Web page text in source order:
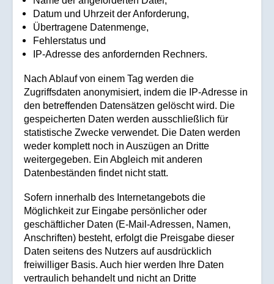
Datum und Uhrzeit der Anforderung,
Übertragene Datenmenge,
Fehlerstatus und
IP-Adresse des anfordernden Rechners.
Nach Ablauf von einem Tag werden die
Zugriffsdaten anonymisiert, indem die IP-Adresse in
den betreffenden Datensätzen gelöscht wird. Die
gespeicherten Daten werden ausschließlich für
statistische Zwecke verwendet. Die Daten werden
weder komplett noch in Auszügen an Dritte
weitergegeben. Ein Abgleich mit anderen
Datenbeständen findet nicht statt.
Sofern innerhalb des Internetangebots die
Möglichkeit zur Eingabe persönlicher oder
geschäftlicher Daten (E-Mail-Adressen, Namen,
Anschriften) besteht, erfolgt die Preisgabe dieser
Daten seitens des Nutzers auf ausdrücklich
freiwilliger Basis. Auch hier werden Ihre Daten
vertraulich behandelt und nicht an Dritte